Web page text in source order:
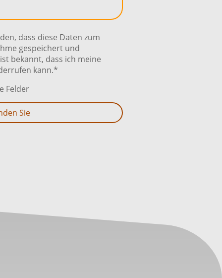
dass diese Daten zum
gespeichert und
bekannt, dass ich meine
kann.*
Felder
Sie